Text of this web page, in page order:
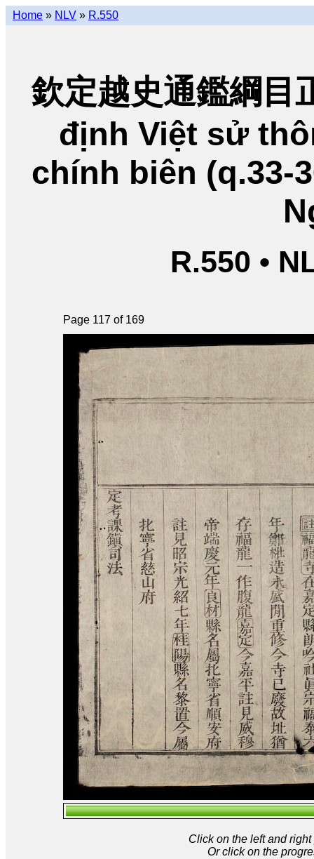
Home » NLV » R.550
欽定越史通鑑綱目
định Việt sử
chính biên (q.33-
R.550 •
Page 117 of 169
Click on the left and
Or click on the